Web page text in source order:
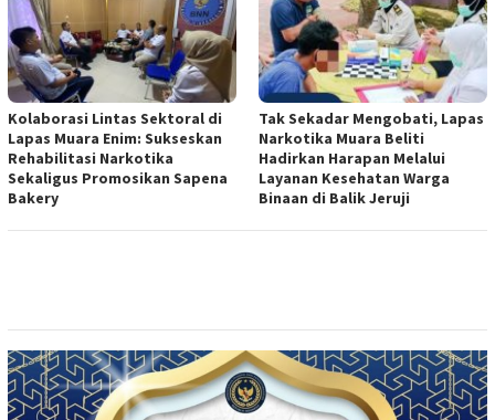
Kolaborasi Lintas Sektoral di
Lapas Muara Enim: Sukseskan
Rehabilitasi Narkotika
Sekaligus Promosikan Sapena
Bakery
Tak Sekadar Mengobati, Lapas
Narkotika Muara Beliti
Hadirkan Harapan Melalui
Layanan Kesehatan Warga
Binaan di Balik Jeruji